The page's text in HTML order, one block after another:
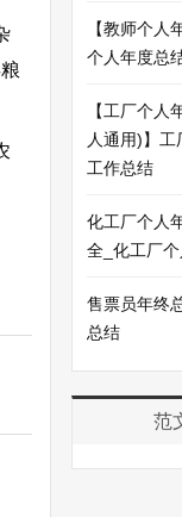
【教师个人
个人年度总
【工厂个人
人通用)】
工作总结
化工厂个人
全_化工厂
售票员年终
总结
范